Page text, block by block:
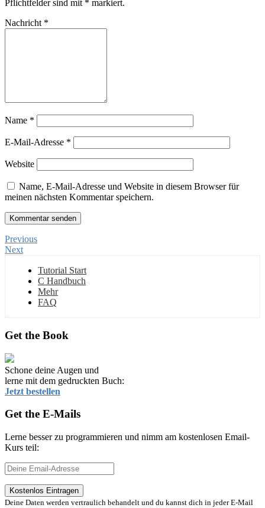
Pflichtfelder sind mit * markiert.
Nachricht *
Name *
E-Mail-Adresse *
Website
Name, E-Mail-Adresse und Website in diesem Browser für
meinen nächsten Kommentar speichern.
Previous
Next
Tutorial Start
C Handbuch
Mehr
FAQ
Get the Book
Schone deine Augen und
lerne mit dem gedruckten Buch:
Jetzt bestellen
Get the E-Mails
Lerne besser zu programmieren und nimm am kostenlosen Email-
Kurs teil:
Deine Daten werden vertraulich behandelt und du kannst dich in jeder E-Mail